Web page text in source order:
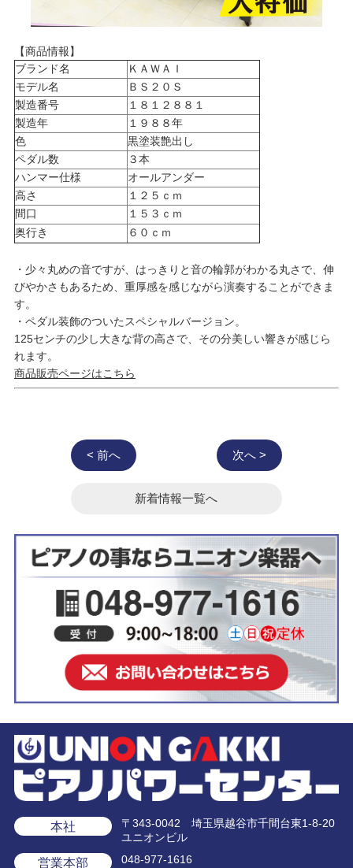
【商品情報】
ブランド名
ＫＡＷＡＩ
モデル名
ＢＳ２０Ｓ
製造番号
１８１２８８１
製造年
１９８８年
色
黒塗装艶出し
ペダル数
３本
ハンマー仕様
オールアンダー
高さ
１２５ｃｍ
間口
１５３ｃｍ
奥行き
６０ｃｍ
・少々丸めの音ですが、はっきりと音の輪郭がわかる丸さで、伸
びやかさもあるため、重厚感を感じながら演奏することができま
す。
・ペダル装飾のついたスペシャルバージョン。
125センチの少し大きな背の高さで、その分美しい響きが感じら
れます。
商品販売ページはこちら
< 前へ 次へ >
新着情報一覧へ
本社
〒343-0042 埼玉県越谷市千間台東1-8-20
ユニオンビル
営業本部 048-977-1616